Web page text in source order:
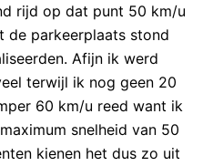
rijd op dat punt 50 km/u
parkeerplaats stond
Afijn ik werd
terwijl ik nog geen 20
60 km/u reed want ik
snelheid van 50
kienen het dus zo uit